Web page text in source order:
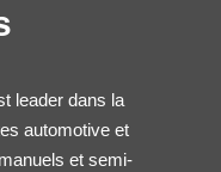
leader dans la
automotive et
et semi-